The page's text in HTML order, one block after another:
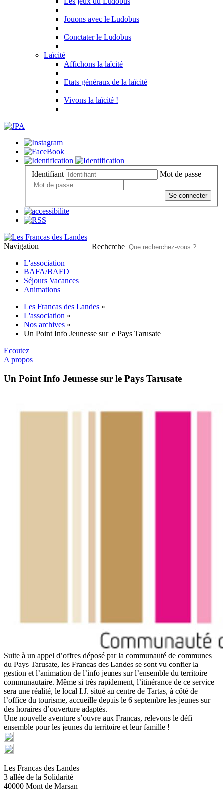
Jouons avec le Ludobus
Conctater le Ludobus
Laïcité
Affichons la laïcité
Etats généraux de la laïcité
Vivons la laïcité !
Identifiant Mot de passe
Se connecter
Recherche
Navigation
L'association
BAFA/BAFD
Séjours Vacances
Animations
Les Francas des Landes »
L'association »
Nos archives »
Un Point Info Jeunesse sur le Pays Tarusate
Ecoutez
A propos
Un Point Info Jeunesse sur le Pays Tarusate
Suite à un appel d’offres déposé par la communauté de communes
du Pays Tarusate, les Francas des Landes se sont vu confier la
gestion et l’animation de l’info jeunes sur l’ensemble du territoire
communautaire. Même si très rapidement, l’itinérance de ce service
sera une réalité, le local I.J. situé au centre de Tartas, à côté de
l’office du tourisme, accueille depuis le 6 septembre les jeunes sur
des horaires d’ouverture adaptés.
Une nouvelle aventure s’ouvre aux Francas, relevons le défi
ensemble pour les jeunes du territoire et leur famille !
Les Francas des Landes
3 allée de la Solidarité
40000 Mont de Marsan